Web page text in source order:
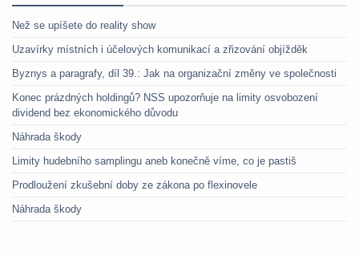
Než se upíšete do reality show
Uzavírky místních i účelových komunikací a zřizování objížděk
Byznys a paragrafy, díl 39.: Jak na organizační změny ve společnosti
Konec prázdných holdingů? NSS upozorňuje na limity osvobození
dividend bez ekonomického důvodu
Náhrada škody
Limity hudebního samplingu aneb konečně víme, co je pastiš
Prodloužení zkušební doby ze zákona po flexinovele
Náhrada škody